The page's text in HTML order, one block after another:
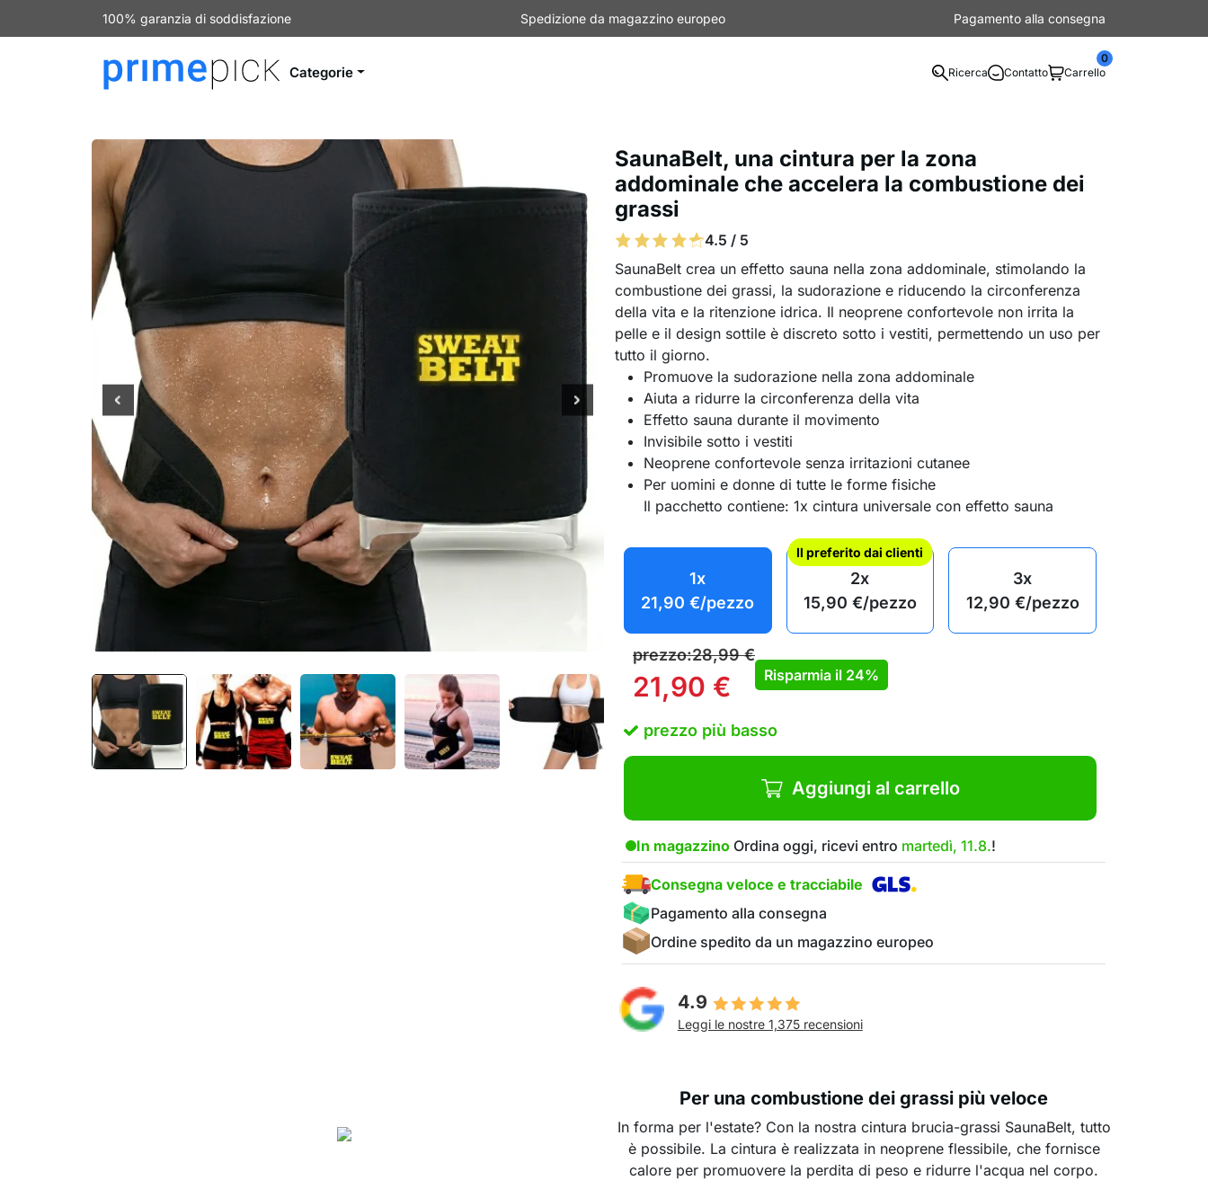
100% garanzia di soddisfazione Spedizione da magazzino europeo Pagamento alla consegna
Categorie Ricerca Contatto Carrello
0
SaunaBelt, una cintura per la zona
addominale che accelera la combustione dei
grassi
4.5 / 5
SaunaBelt crea un effetto sauna nella zona addominale, stimolando la
combustione dei grassi, la sudorazione e riducendo la circonferenza
della vita e la ritenzione idrica. Il neoprene confortevole non irrita la
pelle e il design sottile è discreto sotto i vestiti, permettendo un uso per
tutto il giorno.
Promuove la sudorazione nella zona addominale
Aiuta a ridurre la circonferenza della vita
Effetto sauna durante il movimento
Invisibile sotto i vestiti
Neoprene confortevole senza irritazioni cutanee
Per uomini e donne di tutte le forme fisiche
Il pacchetto contiene: 1x cintura universale con effetto sauna
1x
21,90€/pezzo
Il preferito dai clienti
2x
15,90 €/pezzo
3x
12,90 €/pezzo
prezzo:28,99€
21,90 € Risparmia il 24%
prezzo più basso
Aggiungi al carrello
In magazzino Ordina oggi, ricevi entro martedì, 11.8.!
Consegna veloce e tracciabile
Pagamento alla consegna
Ordine spedito da un magazzino europeo
4.9
Leggi le nostre 1,375 recensioni
Per una combustione dei grassi più veloce
In forma per l'estate? Con la nostra cintura brucia-grassi SaunaBelt, tutto
è possibile. La cintura è realizzata in neoprene flessibile, che fornisce
calore per promuovere la perdita di peso e ridurre l'acqua nel corpo.